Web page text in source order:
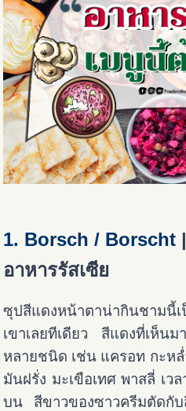
1. Borsch / Borscht
อาหารรัสเซีย
ซุปสีแดงหน้าตาน่ากินชามนี้
เขาเลยทีเดียว สีแดงที่เห็น
หลายชนิด เช่น แครอท กะห
มันฝรั่ง มะเขือเทศ พาสลี่ เว
บน สีขาวของซาวครีมตัดกับ